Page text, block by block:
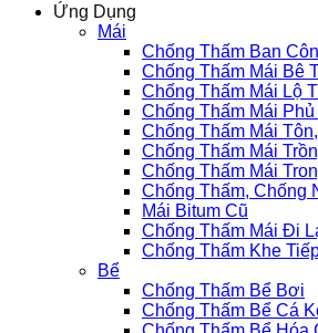
Ứng Dụng
Mái
Chống Thấm Ban
Chống Thấm Mái Bê
Chống Thấm Mái Lộ
Chống Thấm Mái
Chống Thấm Mái
Chống Thấm Mái
Chống Thấm Mái
Chống Thấm, Chống
Mái Bitum Cũ
Chống Thấm Mái Đi
Chống Thấm Khe
Bể
Chống Thấm Bể Bơi
Chống Thấm Bể Cá